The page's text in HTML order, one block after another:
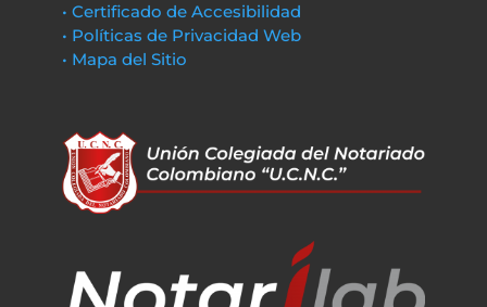
• Certificado de Accesibilidad
• Políticas de Privacidad Web
• Mapa del Sitio